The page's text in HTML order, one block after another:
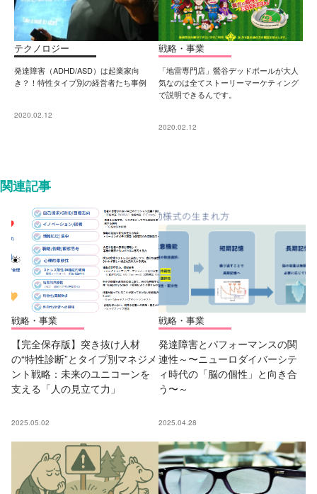
テクノロジー
発達障害（ADHD/ASD）は起業家向
き？！特性タイプ別の経営者たち事例
2020.02.12
戦略・事業
「地雷専門店」鶯谷デッドボールが大人
気なのは全てストーリーマーケティング
で説明できるんです。
2020.02.12
関連記事
戦略・事業
【完全保存版】突き抜け人材
の“特性診断”とタイプ別マネジメ
ント戦略：未来のユニコーンを
支える「人の見立て力」
2025.05.02
戦略・事業
発達障害とパフォーマンスの関
連性～〜ニューロダイバーシテ
ィ時代の「脳の個性」と向き合
う〜～
2025.04.28